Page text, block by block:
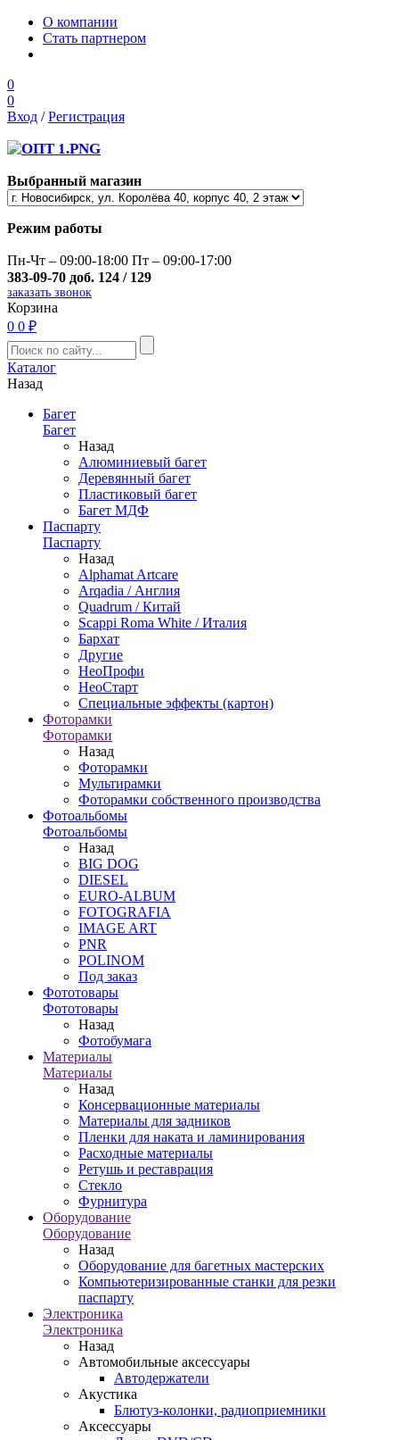
О компании
Стать партнером
0
0
Вход /Регистрация
Выбранный магазин
Режим работы
Пн-Чт – 09:00-18:00 Пт – 09:00-17:00
383-09-70 доб. 124 / 129
заказать звонок
Корзина
0 0 ₽
Каталог
Назад
Багет
Багет
Назад
Алюминиевый багет
Деревянный багет
Пластиковый багет
Багет МДФ
Паспарту
Паспарту
Назад
Alphamat Artcare
Arqadia / Англия
Quadrum / Китай
Scappi Roma White / Италия
Бархат
Другие
НеоПрофи
НеоСтарт
Специальные эффекты (картон)
Фоторамки
Фоторамки
Назад
Фоторамки
Мультирамки
Фоторамки собственного производства
Фотоальбомы
Фотоальбомы
Назад
BIG DOG
DIESEL
EURO-ALBUM
FOTOGRAFIA
IMAGE ART
PNR
POLINOM
Под заказ
Фототовары
Фототовары
Назад
Фотобумага
Материалы
Материалы
Назад
Консервационные материалы
Материалы для задников
Пленки для наката и ламинирования
Расходные материалы
Ретушь и реставрация
Стекло
Фурнитура
Оборудование
Оборудование
Назад
Оборудование для багетных мастерских
Компьютеризированные станки для резки
паспарту
Электроника
Электроника
Назад
Автомобильные аксессуары
Автодержатели
Акустика
Блютуз-колонки, радиоприемники
Аксессуары